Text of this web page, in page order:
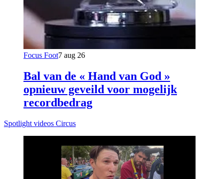
Focus Foot7 aug 26
Bal van de « Hand van God »
opnieuw geveild voor mogelijk
recordbedrag
Spotlight videos Circus